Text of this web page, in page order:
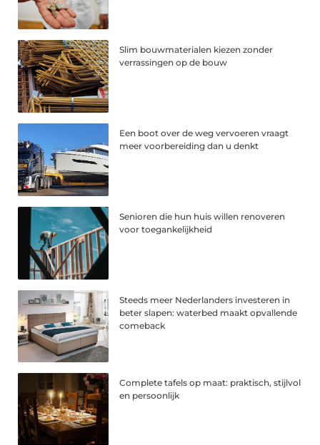
Slim bouwmaterialen kiezen zonder
verrassingen op de bouw
Een boot over de weg vervoeren vraagt
meer voorbereiding dan u denkt
Senioren die hun huis willen renoveren
voor toegankelijkheid
Steeds meer Nederlanders investeren in
beter slapen: waterbed maakt opvallende
comeback
Complete tafels op maat: praktisch, stijlvol
en persoonlijk